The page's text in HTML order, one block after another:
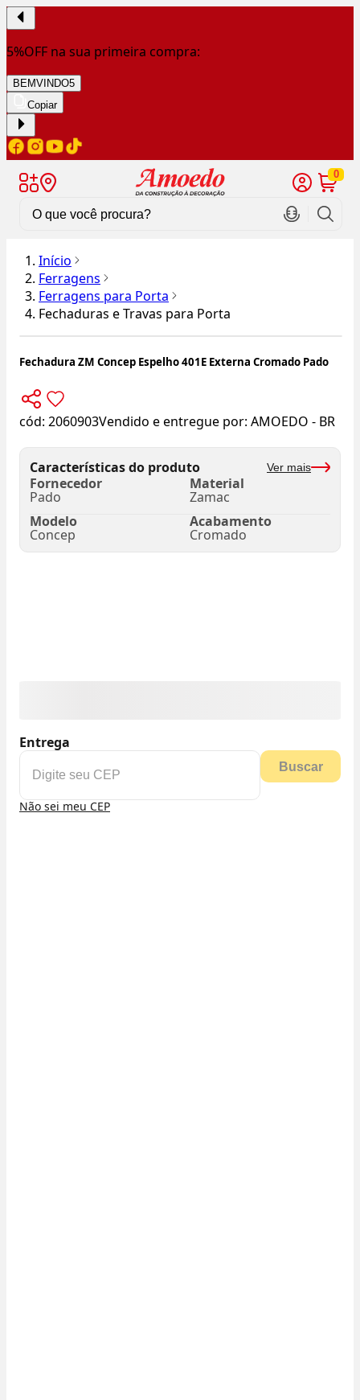
5%OFF na sua primeira compra:
BEMVINDO5
Copiar
0
Início
Ferragens
Ferragens para Porta
Fechaduras e Travas para Porta
Fechadura ZM Concep Espelho 401E Externa Cromado Pado
cód: 2060903Vendido e entregue por: AMOEDO - BR
Características do produto Ver mais
Fornecedor
Pado
Material
Zamac
Modelo
Concep
Acabamento
Cromado
Entrega
Buscar
Não sei meu CEP